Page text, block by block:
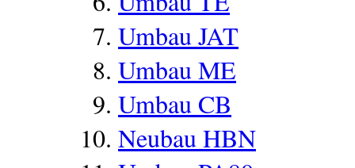
Umbau JAT
Umbau ME
Umbau CB
Neubau HBN